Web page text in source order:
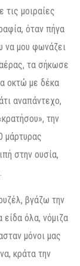
μοιραίες
όταν πήγα
να μου φωνάζει
τα σήκωσε
οκτώ με δέκα
αναπάντεχο,
την
μάρτυρας
στην ουσία,
βγάζω την
είδα όλα, νόμιζα
μόνοι μας
κράτα την